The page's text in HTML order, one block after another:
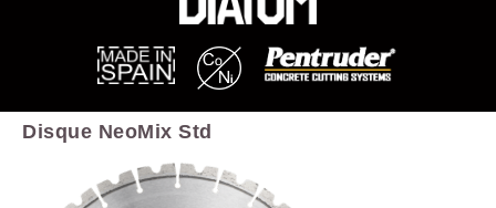
Disque NeoMix Std